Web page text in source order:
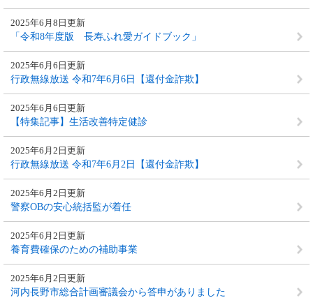
「令和8年度版 長寿ふれ愛ガイドブック」
2025年6月8日更新
行政無線放送 令和7年6月6日【還付金詐欺】
2025年6月6日更新
【特集記事】生活改善特定健診
2025年6月6日更新
行政無線放送 令和7年6月2日【還付金詐欺】
2025年6月2日更新
警察OBの安心統括監が着任
2025年6月2日更新
養育費確保のための補助事業
2025年6月2日更新
河内長野市総合計画審議会から答申がありました
2025年6月2日更新